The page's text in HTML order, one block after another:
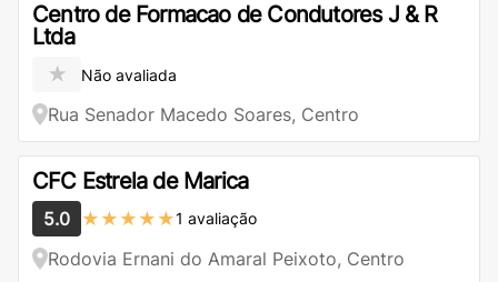
Centro de Formacao de Condutores J & R
Ltda
★ Não avaliada
Rua Senador Macedo Soares, Centro
CFC Estrela de Marica
5.0 ★★★★★1 avaliação
Rodovia Ernani do Amaral Peixoto, Centro